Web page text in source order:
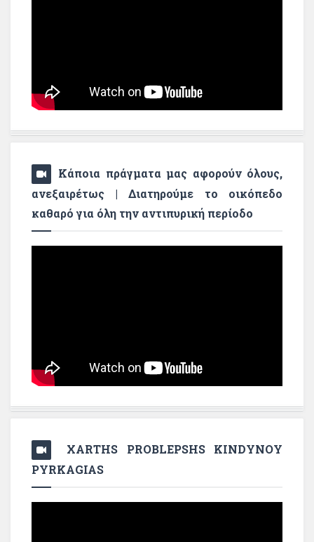
Κάποια πράγματα μας αφορούν όλους,
ανεξαιρέτως | Διατηρούμε το οικόπεδο
καθαρό για όλη την αντιπυρική περίοδο
XARTHS PROBLEPSHS KINDYNOY
PYRKAGIAS